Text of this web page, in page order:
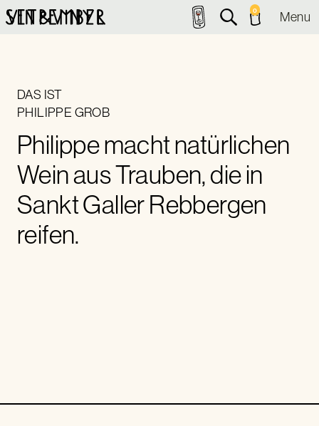
0 Menu
DAS IST
PHILIPPE GROB
Philippe macht natürlichen
Wein aus Trauben, die in
Sankt Galler Rebbergen
reifen.